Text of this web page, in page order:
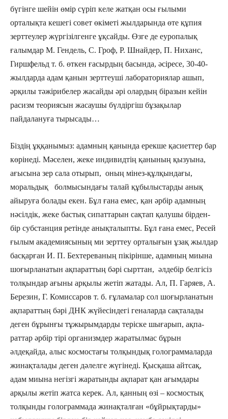
бүгінге шейін өмір сүріп келе жатқан осы ғылыми
орталықта кешегі совет өкіметі жылдарында өте құпия
зерттеулер жүргізілгенге ұқсайды. Өзге де еуропалық
ғалымдар М. Гендель, С. Гроф, Р. Шнайдер, П. Ниханс,
Гиршфельд т. б. өткен ғасырдың басында, әсіресе, 30-40-
жылдарда адам қанын зерттеуші лабораториялар ашып,
әрқилы тәжірибелер жасайды әрі олардың біразын кейін
расизм теориясын жасаушы бүлдіргіш бұзақылар
пайдалануға тырысады…
Біздің ұққанымыз: адамның қанында ерекше қасиеттер бар
көрінеді. Мәселен, жеке индивидтің қанының қы­зуына,
ағысына зер сала отырып, оның мінез-құл­қындағы,
моральдық бол­мысындағы талай құбылыстарды анық
айыруға болады екен. Бұл ғана емес, қан әрбір адамның
нәсілдік, жеке бастық сипаттарын сақтап қалушы бірден-
бір субстанция ретінде анықталыпты. Бұл ғана емес, Ресей
ғылым академиясының ми зерттеу орталығын ұзақ жылдар
басқарған И. П. Бехтереваның пікірінше, адамның миына
шоғырланатын ақ­парат­тың бәрі сырттан, әлдебір белгісіз
толқындар ағыны арқылы жетіп жатады. Ал, П. Гаряев, А.
Березин, Г. Комиссаров т. б. ғұламалар сол шоғырланатын
ақпараттың бәрі ДНК жүйесіндегі геналарда сақталады
деген бұрынғы тұжырымдарды теріске шығарып, ақ­па­
раттар әрбір тірі организмдер жара­тылмас бұрын
әлдеқайда, алыс космостағы толқындық голограммаларда
жинақталады деген дәлелге жүгінеді. Қысқаша айтсақ,
адам миына негізгі жаратынды ақпарат қан ағымдары
арқылы жетіп жатса керек. Ал, қанның өзі – космостық
толқынды голограммада жинақталған «бұйрықтарды»